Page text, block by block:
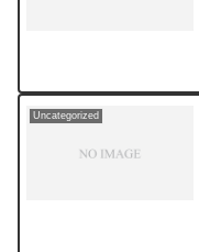
Uncategorized